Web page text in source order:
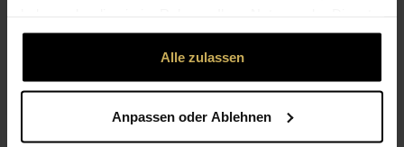
gesammelt haben.
Alle zulassen
Anpassen oder Ablehnen
info@gaertnerei-staacke.de
LEISTUNGEN